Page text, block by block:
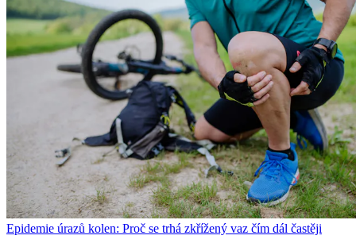
Epidemie úrazů kolen: Proč se trhá zkřížený vaz čím dál častěji